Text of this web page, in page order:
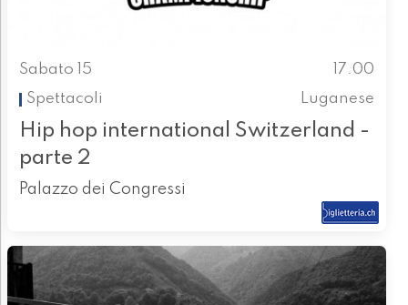
Sabato 15
17.00
Spettacoli
Luganese
Hip hop international Switzerland -
parte 2
Palazzo dei Congressi